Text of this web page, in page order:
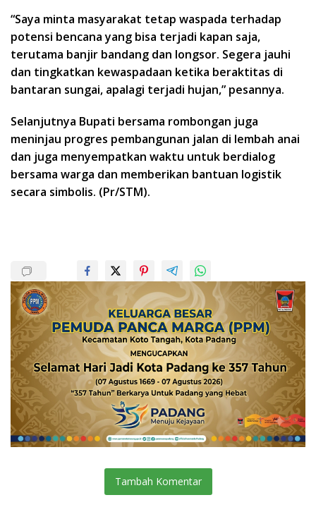
“Saya minta masyarakat tetap waspada terhadap
potensi bencana yang bisa terjadi kapan saja,
terutama banjir bandang dan longsor. Segera jauhi
dan tingkatkan kewaspadaan ketika beraktitas di
bantaran sungai, apalagi terjadi hujan,” pesannya.
Selanjutnya Bupati bersama rombongan juga
meninjau progres pembangunan jalan di lembah anai
dan juga menyempatkan waktu untuk berdialog
bersama warga dan memberikan bantuan logistik
secara simbolis. (Pr/STM).
Tambah Komentar